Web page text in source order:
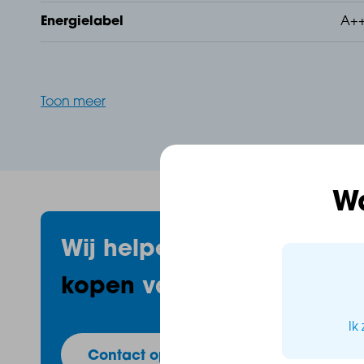
Energielabel
Toon meer
Wij helpen je
kopen van uw huis!
Contact opnemen
Ik